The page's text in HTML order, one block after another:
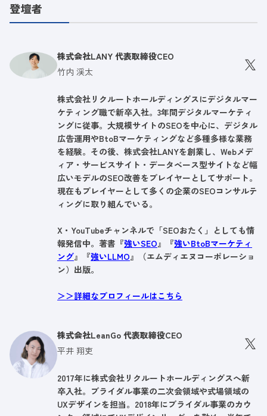
登壇者
株式会社LANY 代表取締役CEO
竹内 渓太
株式会社リクルートホールディングスにデジタルマー
ケティング職で新卒入社。3年間デジタルマーケティ
ングに従事。大規模サイトのSEOを中心に、デジタル
広告運用やBtoBマーケティングなど多種多様な業務
を経験。その後、株式会社LANYを創業し、Webメデ
ィア・サービスサイト・データベース型サイトなど幅
広いモデルのSEO改善をプレイヤーとしてサポート。
現在もプレイヤーとして多くの企業のSEOコンサルテ
ィングに取り組んでいる。
X・YouTubeチャンネルで「SEOおたく」としても情
報発信中。著書『強いSEO』『強いBtoBマーケティ
ング』『強いLLMO』（エムディエヌコーポレーショ
ン）出版。
＞＞詳細なプロフィールはこちら
株式会社LeanGo 代表取締役CEO
平井 翔吏
2017年に株式会社リクルートホールディングスへ新
卒入社。ブライダル事業の二次会領域や式場領域の
UXデザインを担当。2018年にブライダル事業のカウ